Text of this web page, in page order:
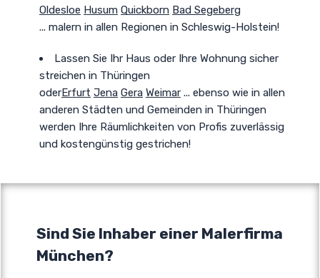
Oldesloe Husum Quickborn Bad Segeberg
... malern in allen Regionen in Schleswig-Holstein!
Lassen Sie Ihr Haus oder Ihre Wohnung sicher
streichen in Thüringen
oderErfurt Jena Gera Weimar ... ebenso wie in allen
anderen Städten und Gemeinden in Thüringen
werden Ihre Räumlichkeiten von Profis zuverlässig
und kostengünstig gestrichen!
Sind Sie Inhaber einer Malerfirma
München?